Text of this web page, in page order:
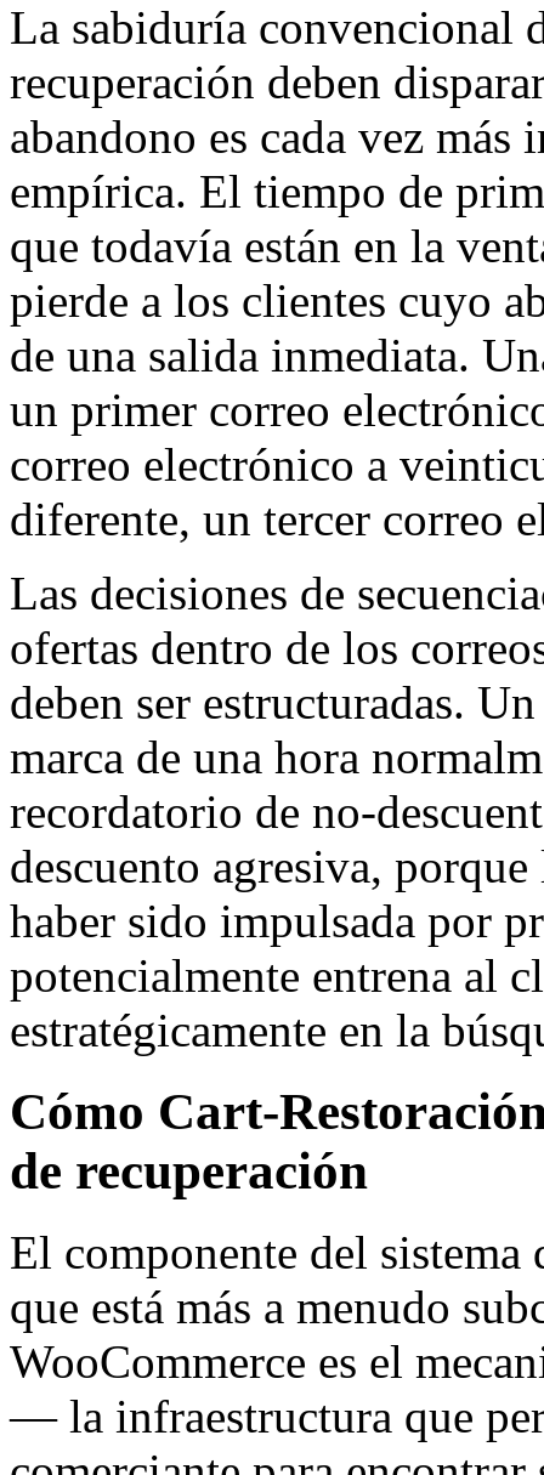
La sabiduría convencional
recuperación deben
abandono es cada vez
empírica. El tiempo de
que todavía están en la
pierde a los clientes cuyo
de una salida inmediata.
un primer correo
correo electrónico a
diferente, un tercer correo
Las decisiones de
ofertas dentro de los
deben ser estructuradas.
marca de una hora
recordatorio de no-
descuento agresiva,
haber sido impulsada por
potencialmente entrena al
estratégicamente en la
Cómo Cart-
de recuperación
El componente del sistema
que está más a menudo
WooCommerce es el
— la infraestructura que